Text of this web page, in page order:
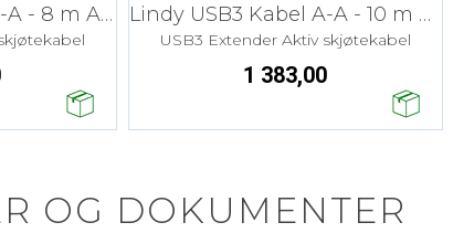
Lindy USB3 Kabel A-A - 8 m Aktiv skjøt Lindy USB3 Kabel A-A - 10 m Aktiv skjøt
USB3 Extender Aktiv skjøtekabel
1 383,00
OG DOKUMENTER